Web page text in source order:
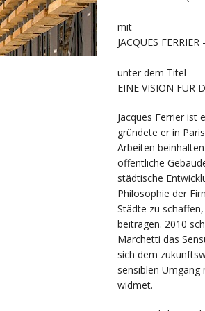
mit
JACQUES
unter dem Titel
EINE VISION FÜR
Jacques Ferrier ist
gründete er in
Arbeiten
öffentliche
städtische
Philosophie der
Städte zu
beitragen. 2010
Marchetti das
sich dem
sensiblen
widmet.